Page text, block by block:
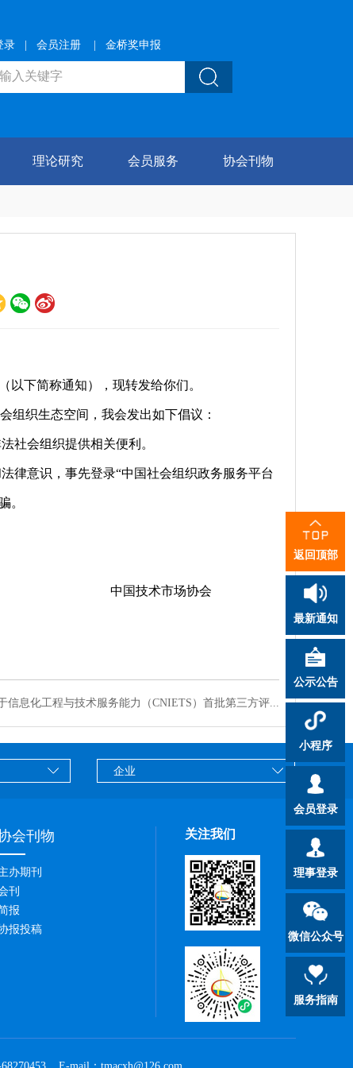
录 会员注册 金桥奖申报
理论研究 会员服务 协会刊物
以下简称通知），现转发给你们。
组织生态空间，我会发出如下倡议：
社会组织提供相关便利。
律意识，事先登录“中国社会组织政务服务平台
。
中国技术市场协会
信息化工程与技术服务能力（CNIETS）首批第三方评...
会刊物
办期刊
刊
报
报投稿
关注我们
返回顶部
最新通知
公示公告
小程序
会员登录
理事登录
微信公众号
服务指南